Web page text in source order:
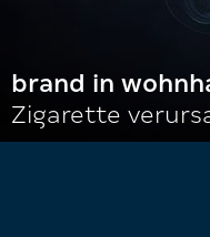
brand in
Zigarette